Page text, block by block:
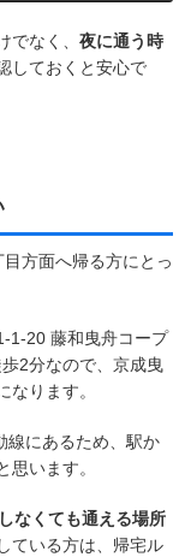
なく、 夜に通う時
しておくと安心で
方面へ帰る方にとっ
1-20 藤和曳舟コープ
2分なので、京成曳
ります。
線にあるため、駅か
思います。
なくても通える場所
ている方は、帰宅ル